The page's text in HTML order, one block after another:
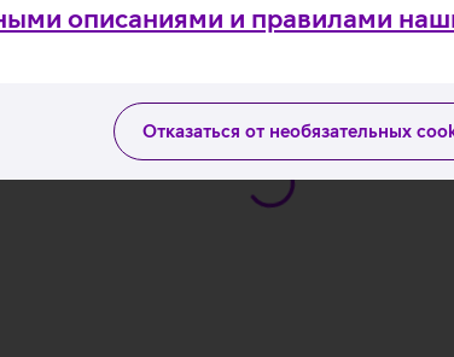
описаниями и правилами
Отказаться от необязательных
Samsung EVO Plus MicroSD